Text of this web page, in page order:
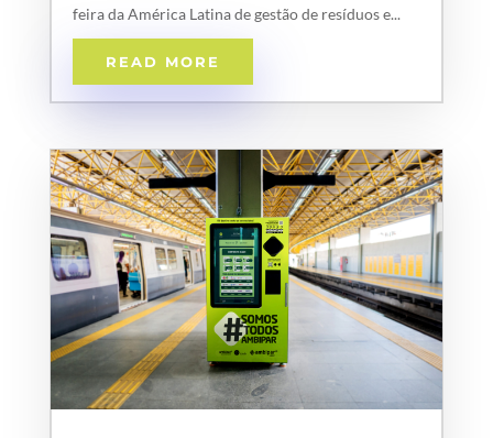
feira da América Latina de gestão de resíduos e...
READ MORE